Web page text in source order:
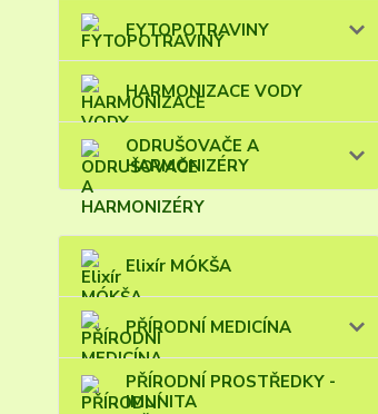
FYTOPOTRAVINY
HARMONIZACE VODY
ODRUŠOVAČE A
HARMONIZÉRY
Elixír MÓKŠA
PŘÍRODNÍ MEDICÍNA
PŘÍRODNÍ PROSTŘEDKY -
IMUNITA